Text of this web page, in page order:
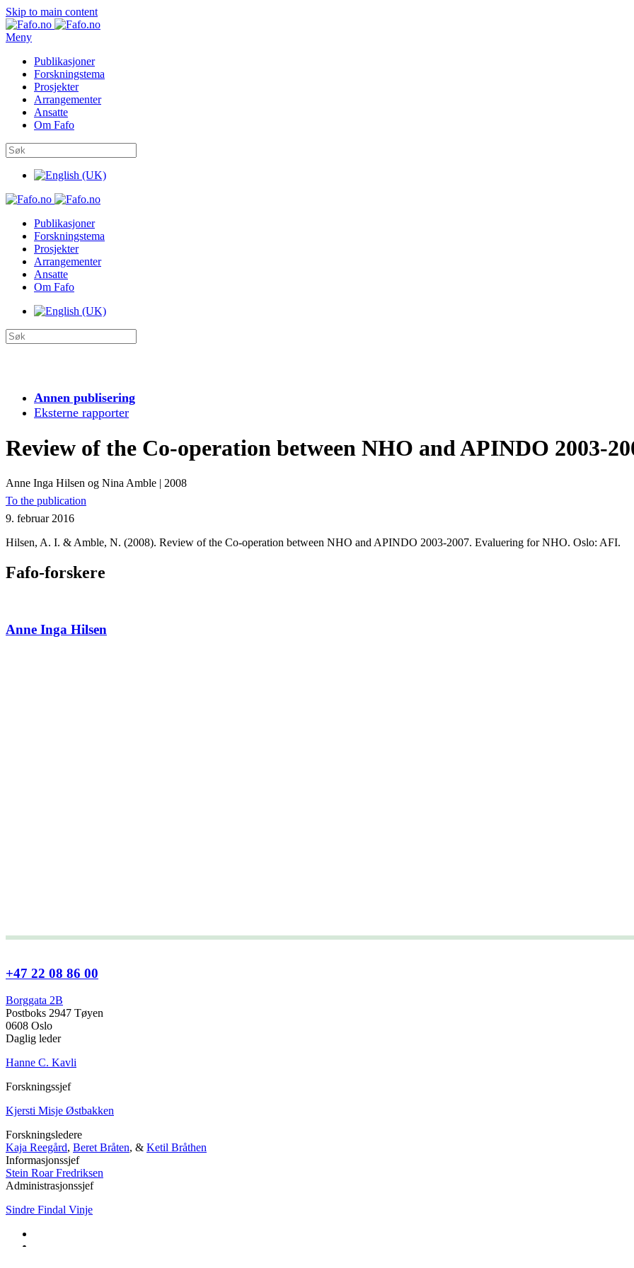
Skip to main content
Meny
Publikasjoner
Forskningstema
Prosjekter
Arrangementer
Ansatte
Om Fafo
Publikasjoner
Forskningstema
Prosjekter
Arrangementer
Ansatte
Om Fafo
Annen publisering
Eksterne rapporter
Review of the Co-operation between NHO and APINDO 2003-
Anne Inga Hilsen og Nina Amble | 2008
To the publication
9. februar 2016
Hilsen, A. I. & Amble, N. (2008). Review of the Co-operation between NHO and APINDO 2003-2007. Evaluering for NHO. Oslo: AFI.
Fafo-forskere
Anne Inga Hilsen
+47 22 08 86 00
Borggata 2B
Postboks 2947 Tøyen
0608 Oslo
Daglig leder
Hanne C. Kavli
Forskningssjef
Kjersti Misje Østbakken
Forskningsledere
Kaja Reegård, Beret Bråten, & Ketil Bråthen
Informasjonssjef
Stein Roar Fredriksen
Administrasjonssjef
Sindre Findal Vinje